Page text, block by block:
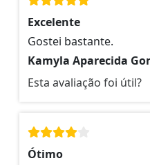
Excelente
Gostei bastante.
Kamyla Aparecida
Esta avaliação foi útil?
Ótimo